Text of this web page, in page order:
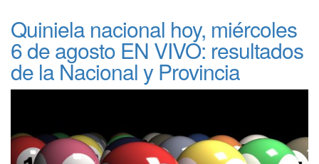
Quiniela nacional hoy, miércoles
6 de agosto EN VIVO: resultados
de la Nacional y Provincia